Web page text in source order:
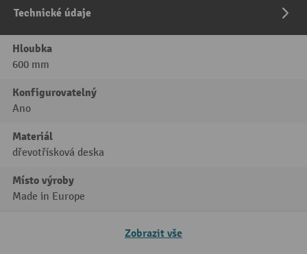
Technické údaje
Hloubka
600 mm
Konfigurovatelný
Ano
Materiál
dřevotřísková deska
Místo výroby
Made in Europe
Zobrazit vše